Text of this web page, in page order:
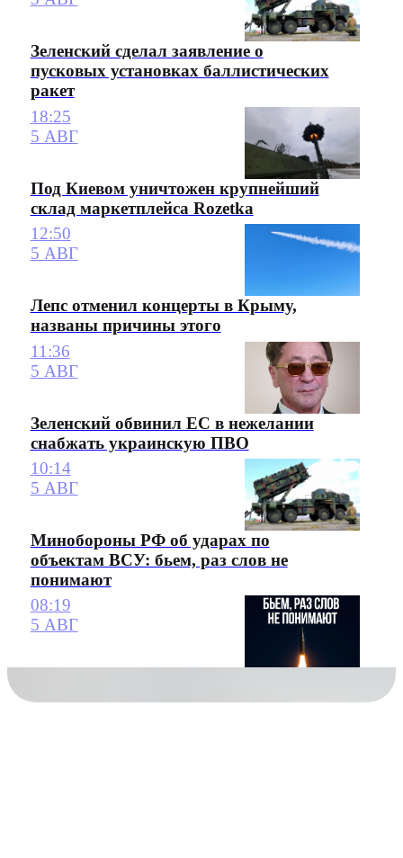
Зеленский сделал заявление о
пусковых установках баллистических
ракет
18:25
5 АВГ
Под Киевом уничтожен крупнейший
склад маркетплейса Rozetka
12:50
5 АВГ
Лепс отменил концерты в Крыму,
названы причины этого
11:36
5 АВГ
Зеленский обвинил ЕС в нежелании
снабжать украинскую ПВО
10:14
5 АВГ
Минобороны РФ об ударах по
объектам ВСУ: бьем, раз слов не
понимают
08:19
5 АВГ